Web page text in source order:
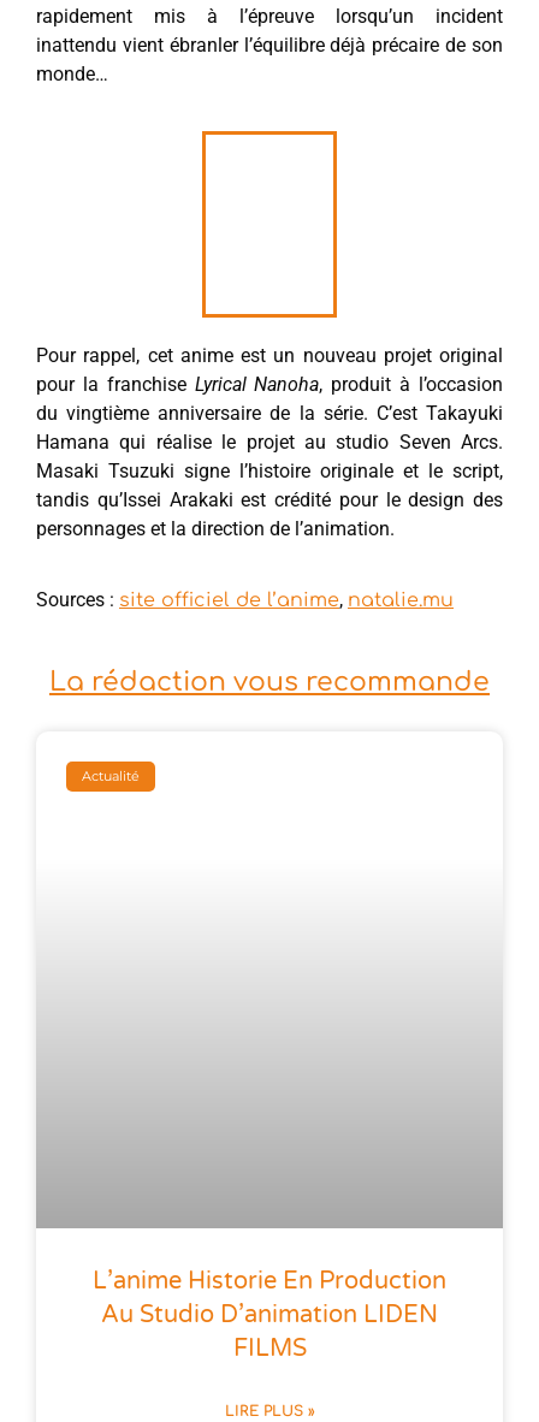
rapidement mis à l’épreuve lorsqu’un incident
inattendu vient ébranler l’équilibre déjà précaire de son
monde…
Pour rappel, cet anime est un nouveau projet original
pour la franchise Lyrical Nanoha, produit à l’occasion
du vingtième anniversaire de la série. C’est Takayuki
Hamana qui réalise le projet au studio Seven Arcs.
Masaki Tsuzuki signe l’histoire originale et le script,
tandis qu’Issei Arakaki est crédité pour le design des
personnages et la direction de l’animation.
Sources : site officiel de l’anime, natalie.mu
La rédaction vous recommande
Actualité
L’anime Historie En Production
Au Studio D’animation LIDEN
FILMS
LIRE PLUS »